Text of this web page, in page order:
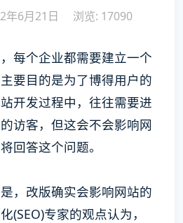
年6月21日 浏览: 17090
每个企业都需要建立一个
要目的是为了博得用户的
开发过程中，往往需要进
访客，但这会不会影响网
回答这个问题。
，改版确实会影响网站的
(SEO)专家的观点认为，